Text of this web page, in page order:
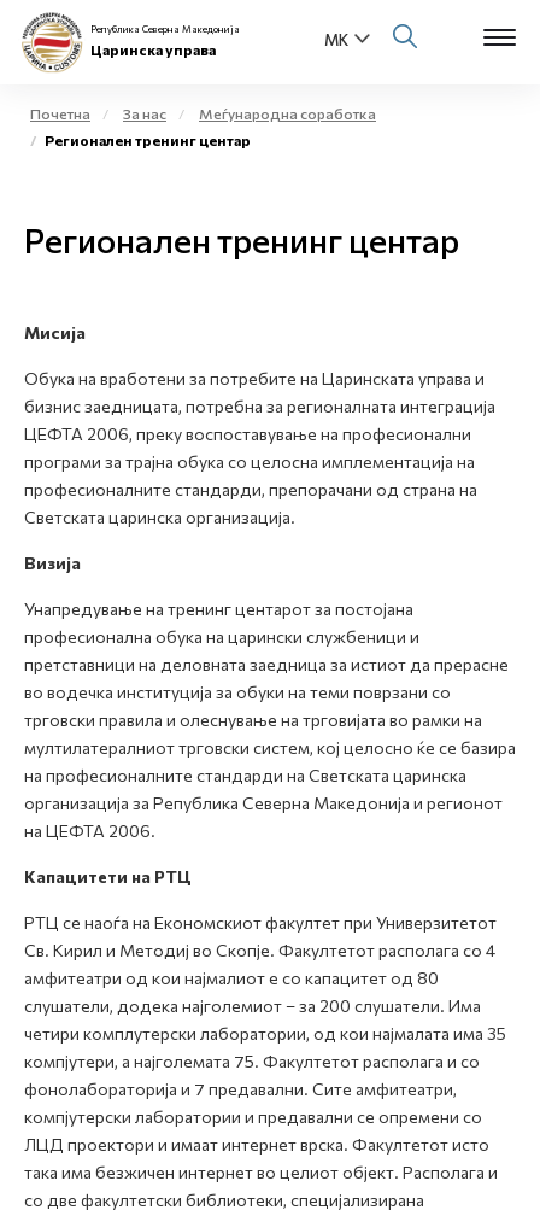
Физички лица
Open
Медиа центар
Контакт
Република Северна Македонија
Царинска управа
Почетна За нас
Меѓународна соработка
Регионален тренинг центар
Регионален тренинг центар
Мисија
Обука на вработени за потребите на Царинската управа и
бизнис заедницата, потребна за регионалната интеграција
ЦЕФТА 2006, преку воспоставување на професионални
програми за трајна обука со целосна имплементација на
професионалните стандарди, препорачани од страна на
Светската царинска организација.
Визија
Унапредување на тренинг центарот за постојана
професионална обука на царински службеници и
претставници на деловната заедница за истиот да прерасне
во водечка институција за обуки на теми поврзани со
трговски правила и олеснување на трговијата во рамки на
мултилатералниот трговски систем, кој целосно ќе се базира
на професионалните стандарди на Светската царинска
организација за Република Северна Македонија и регионот
на ЦЕФТА 2006.
Капацитети на РТЦ
РТЦ се наоѓа на Економскиот факултет при Универзитетот
Св. Кирил и Методиј во Скопје. Факултетот располага со 4
амфитеатри од кои најмалиот е со капацитет од 80
слушатели, додека најголемиот – за 200 слушатели. Има
четири комплутерски лаборатории, од кои најмалата има 35
компјутери, а најголемата 75. Факултетот располага и со
фонолабораторија и 7 предавални. Сите амфитеатри,
компјутерски лаборатории и предавални се опремени со
ЛЦД проектори и имаат интернет врска. Факултетот исто
така има безжичен интернет во целиот објект. Располага и
со две факултетски библиотеки, специјализирана